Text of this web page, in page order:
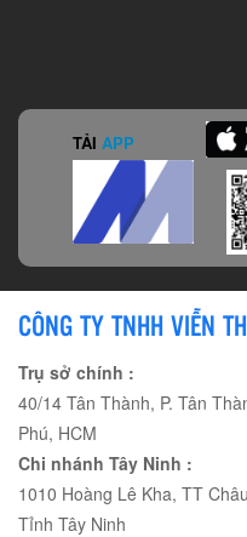
TẢI APP
CÔNG TY TNHH VIỄN
Trụ sở chính :
40/14 Tân Thành, P. Tân
Phú, HCM
Chi nhánh Tây Ninh :
1010 Hoàng Lê Kha, TT
Tỉnh Tây Ninh